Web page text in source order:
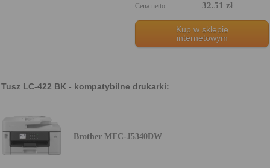
Cena netto: 32.51 zł
Kup w sklepie
internetowym
Tusz LC-422 BK - kompatybilne drukarki:
Brother MFC-J5340DW